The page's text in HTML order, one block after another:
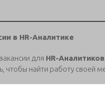
в HR-Аналитике
для HR-
чтобы найти работу своей